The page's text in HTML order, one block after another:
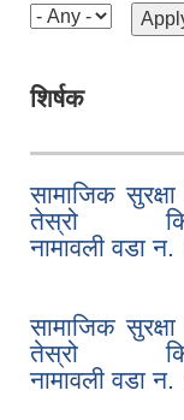
शिर्षक
सामाजिक सुरक्षा
तेस्रो
नामावली वडा न.
सामाजिक सुरक्षा
तेस्रो
नामावली वडा न.